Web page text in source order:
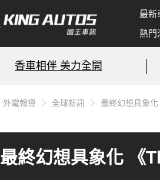
最新
熱門
香車相伴 美力全開
外電報導 全球新訊 最終幻想具象
最終幻想具象化 《